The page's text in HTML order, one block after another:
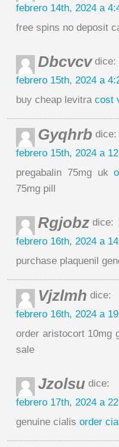
febrero 14th, 2024 a
free spins no deposit
Dbcvcvdice:
febrero 15th, 2024 a
buy cheap levitra cost
Gyqhrb dice:
febrero 15th, 2024 a
pregabalin 75mg uk
75mg pill
Rgjobz dice:
febrero 16th, 2024 a
purchase plaquenil
Vjzlmh dice:
febrero 16th, 2024 a
order aristocort 10mg
sale
Jzolsu dice:
febrero 17th, 2024 a
genuine cialis order